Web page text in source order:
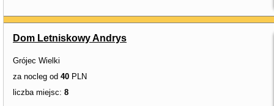
Dom Letniskowy Andrys
Grójec Wielki
za nocleg od 40 PLN
liczba miejsc: 8